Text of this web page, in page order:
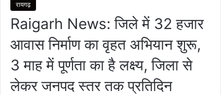
रायगढ़
Raigarh News: जिले में 32 हजार
आवास निर्माण का वृहत अभियान शुरू,
3 माह में पूर्णता का है लक्ष्य, जिला से
लेकर जनपद स्तर तक प्रतिदिन